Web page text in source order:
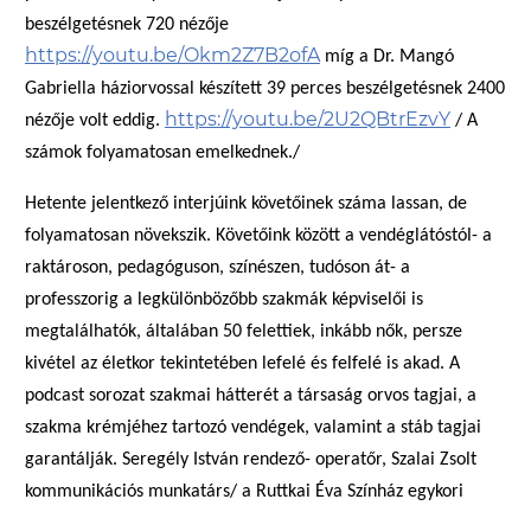
beszélgetésnek 720 nézője
https://youtu.be/Okm2Z7B2ofAmíg a Dr. Mangó
Gabriella háziorvossal készített 39 perces beszélgetésnek 2400
nézője volt eddig. https://youtu.be/2U2QBtrEzvY / A
számok folyamatosan emelkednek./
Hetente jelentkező interjúink követőinek száma lassan, de
folyamatosan növekszik. Követőink között a vendéglátóstól- a
raktároson, pedagóguson, színészen, tudóson át- a
professzorig a legkülönbözőbb szakmák képviselői is
megtalálhatók, általában 50 felettiek, inkább nők, persze
kivétel az életkor tekintetében lefelé és felfelé is akad. A
podcast sorozat szakmai hátterét a társaság orvos tagjai, a
szakma krémjéhez tartozó vendégek, valamint a stáb tagjai
garantálják. Seregély István rendező- operatőr, Szalai Zsolt
kommunikációs munkatárs/ a Ruttkai Éva Színház egykori